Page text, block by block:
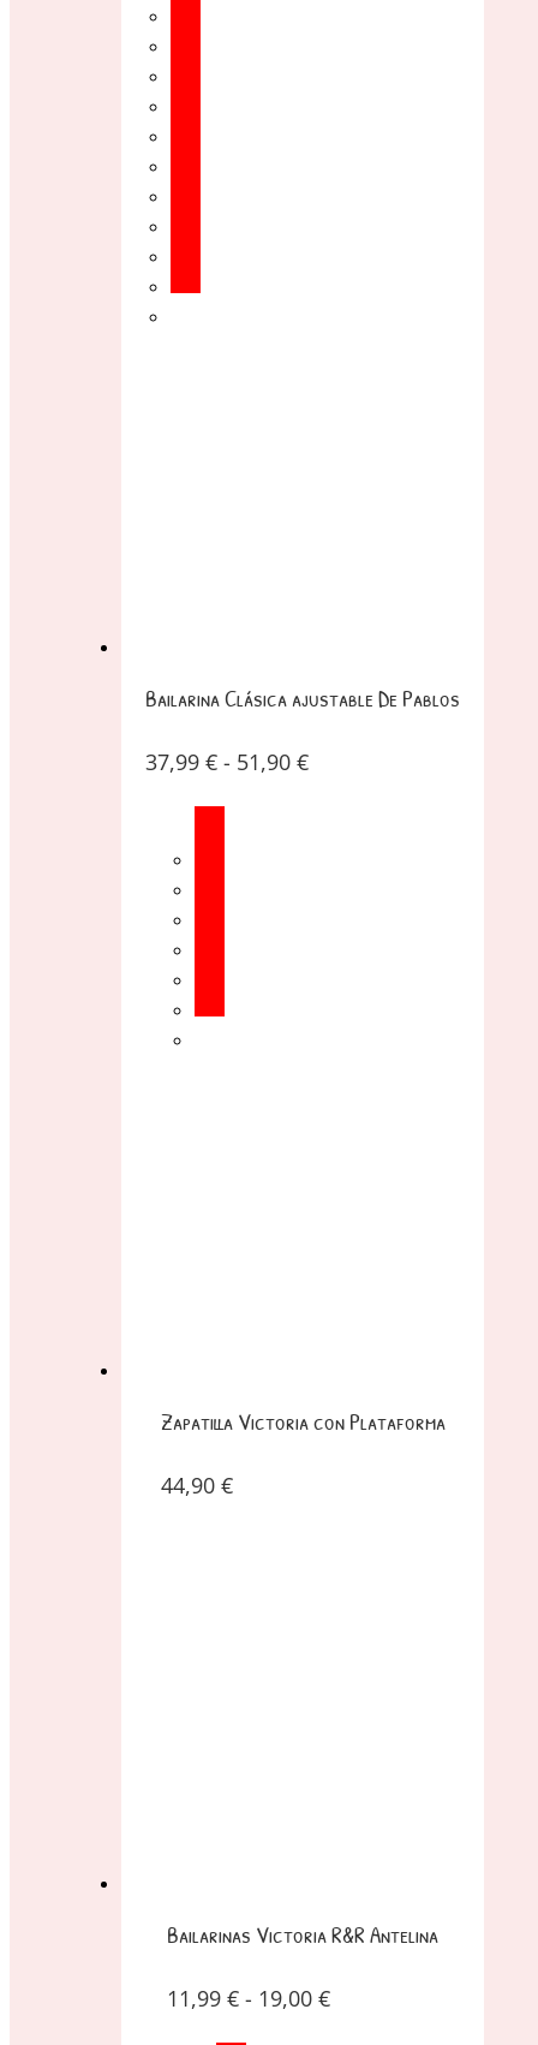
Bailarina Clásica ajustable De Pablos
37,99 € - 51,90 €
Zapatilla Victoria con Plataforma
44,90 €
Bailarinas Victoria R&R Antelina
11,99 € - 19,00 €